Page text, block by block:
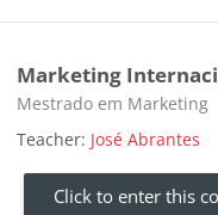
Marketing
Course category
Mestrado em Marketing
Teacher: José Abrantes
Click to enter this